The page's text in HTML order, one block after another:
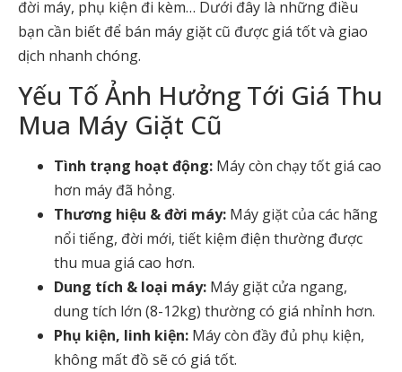
đời máy, phụ kiện đi kèm… Dưới đây là những điều
bạn cần biết để bán máy giặt cũ được giá tốt và giao
dịch nhanh chóng.
Yếu Tố Ảnh Hưởng Tới Giá Thu
Mua Máy Giặt Cũ
Tình trạng hoạt động: Máy còn chạy tốt giá cao
hơn máy đã hỏng.
Thương hiệu & đời máy: Máy giặt của các hãng
nổi tiếng, đời mới, tiết kiệm điện thường được
thu mua giá cao hơn.
Dung tích & loại máy: Máy giặt cửa ngang,
dung tích lớn (8-12kg) thường có giá nhỉnh hơn.
Phụ kiện, linh kiện: Máy còn đầy đủ phụ kiện,
không mất đồ sẽ có giá tốt.